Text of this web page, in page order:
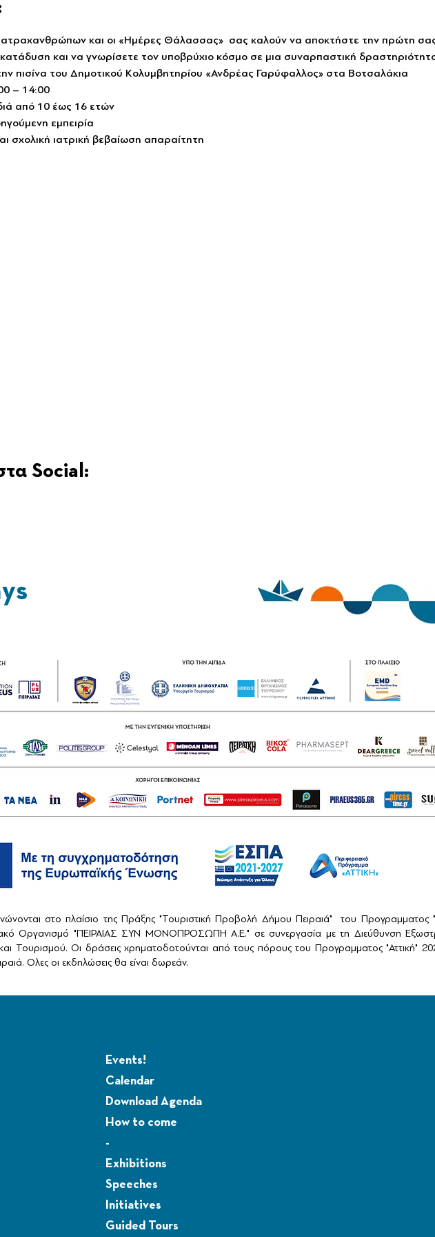
και οι «Ημέρες Θάλασσας»  σας καλούν να αποκτήστε την πρώτη
και να γνωρίσετε τον υποβρύχιο κόσμο σε μια συναρπαστική
πισίνα του Δημοτικού Κολυμβητηρίου «Ανδρέας Γαρύφαλλος» στα Βοτσαλάκια
– 14:00
από 10 έως 16 ετών
εμπειρία
σχολική ιατρική βεβαίωση απαραίτητη
Social:
στο πλαίσιο της Πράξης "Τουριστική Προβολή Δήμου Πειραιά" του Προγραμματος
Οργανισμό "ΠΕΙΡΑΙΑΣ ΣΥΝ ΜΟΝΟΠΡΟΣΩΠΗ Α.Ε." σε συνεργασία με τη Διεύθυνση
Τουρισμού. Οι δράσεις χρηματοδοτούνται από τους πόρους του Προγραμματος "Αττική"
Ολες οι εκδηλώσεις θα είναι δωρεάν.
Events!
Calendar
Download Agenda
How to come
-
Exhibitions
Speeches
Initiatives
Guided Tours